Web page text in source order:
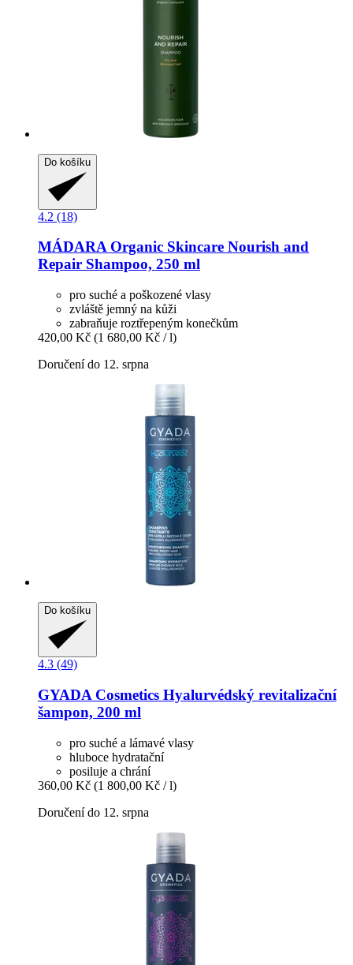
Do košíku
4.2 (18)
MÁDARA Organic Skincare Nourish and
Repair Shampoo, 250 ml
pro suché a poškozené vlasy
zvláště jemný na kůži
zabraňuje roztřepeným konečkům
420,00 Kč (1 680,00 Kč / l)
Doručení do 12. srpna
Do košíku
4.3 (49)
GYADA Cosmetics Hyalurvédský revitalizační
šampon, 200 ml
pro suché a lámavé vlasy
hluboce hydratační
posiluje a chrání
360,00 Kč (1 800,00 Kč / l)
Doručení do 12. srpna